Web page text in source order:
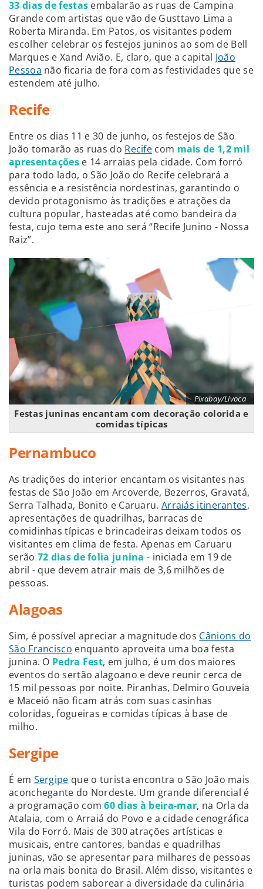
33 dias de festas embalarão as ruas de Campina
Grande com artistas que vão de Gusttavo Lima a
Roberta Miranda. Em Patos, os visitantes podem
escolher celebrar os festejos juninos ao som de Bell
Marques e Xand Avião. E, claro, que a capital João
Pessoa não ficaria de fora com as festividades que se
estendem até julho.
Recife
Entre os dias 11 e 30 de junho, os festejos de São
João tomarão as ruas do Recife com mais de 1,2 mil
apresentações e 14 arraias pela cidade. Com forró
para todo lado, o São João do Recife celebrará a
essência e a resistência nordestinas, garantindo o
devido protagonismo às tradições e atrações da
cultura popular, hasteadas até como bandeira da
festa, cujo tema este ano será “Recife Junino - Nossa
Raiz”.
Pixabay/Livoca
Festas juninas encantam com decoração colorida e
comidas típicas
Pernambuco
As tradições do interior encantam os visitantes nas
festas de São João em Arcoverde, Bezerros, Gravatá,
Serra Talhada, Bonito e Caruaru. Arraiás itinerantes,
apresentações de quadrilhas, barracas de
comidinhas típicas e brincadeiras deixam todos os
visitantes em clima de festa. Apenas em Caruaru
serão 72 dias de folia junina - iniciada em 19 de
abril - que devem atrair mais de 3,6 milhões de
pessoas.
Alagoas
Sim, é possível apreciar a magnitude dos Cânions do
São Francisco enquanto aproveita uma boa festa
junina. O Pedra Fest, em julho, é um dos maiores
eventos do sertão alagoano e deve reunir cerca de
15 mil pessoas por noite. Piranhas, Delmiro Gouveia
e Maceió não ficam atrás com suas casinhas
coloridas, fogueiras e comidas típicas à base de
milho.
Sergipe
É em Sergipe que o turista encontra o São João mais
aconchegante do Nordeste. Um grande diferencial é
a programação com 60 dias à beira-mar, na Orla da
Atalaia, com o Arraiá do Povo e a cidade cenográfica
Vila do Forró. Mais de 300 atrações artísticas e
musicais, entre cantores, bandas e quadrilhas
juninas, vão se apresentar para milhares de pessoas
na orla mais bonita do Brasil. Além disso, visitantes e
turistas podem saborear a diversidade da culinária